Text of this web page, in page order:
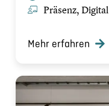
Präsenz, Digital
Mehr erfahren